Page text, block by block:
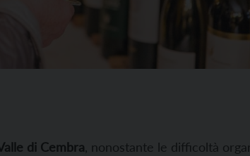
di Cembra , nonostante le difficoltà